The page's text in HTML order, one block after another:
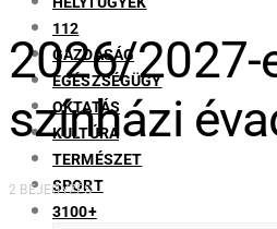
112
GAZDASÁG
EGÉSZSÉGÜGY
OKTATÁS
KULTÚRA
TERMÉSZET
SPORT
3100+
2026/2027-
színházi
2 BEJEGYZÉS